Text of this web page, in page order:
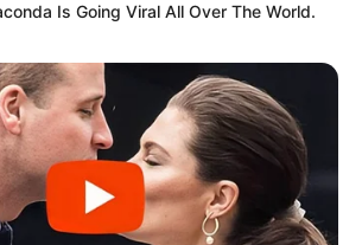
Is Going Viral All Over The World.